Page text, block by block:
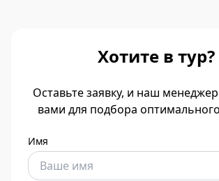
Хотите в тур?
Оставьте заявку, и наш
вами для подбора
Имя